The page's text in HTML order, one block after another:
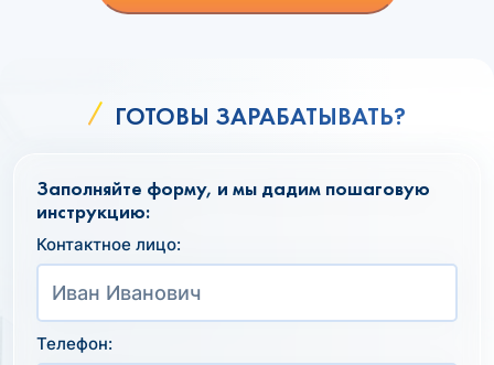
ГОТОВЫ ЗАРАБАТЫВАТЬ?
Заполняйте форму, и мы дадим пошаговую
инструкцию:
Контактное лицо:
Телефон: